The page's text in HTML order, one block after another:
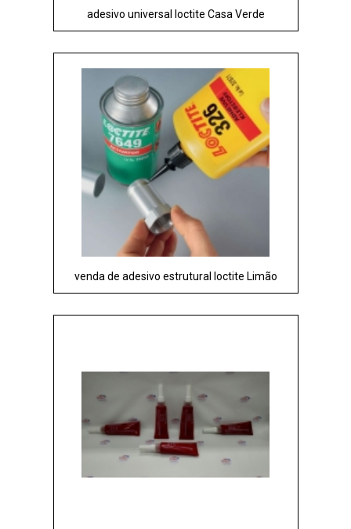
adesivo universal loctite Casa Verde
venda de adesivo estrutural loctite Limão